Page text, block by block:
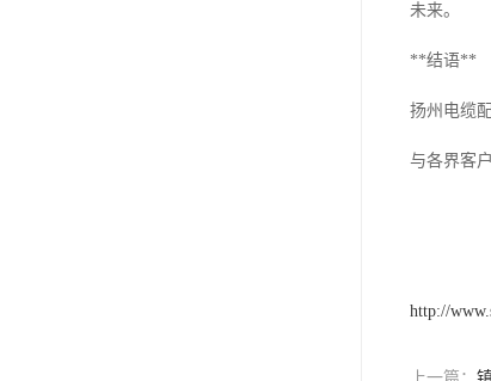
未来。
**结语**
扬州电缆
与各界客
http://